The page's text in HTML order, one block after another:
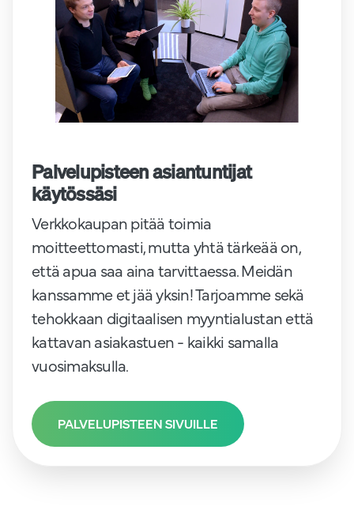
Palvelupisteen asiantuntijat
käytössäsi
Verkkokaupan pitää toimia
moitteettomasti, mutta yhtä tärkeää on,
että apua saa aina tarvittaessa. Meidän
kanssamme et jää yksin! Tarjoamme sekä
tehokkaan digitaalisen myyntialustan että
kattavan asiakastuen - kaikki samalla
vuosimaksulla.
PALVELUPISTEEN SIVUILLE